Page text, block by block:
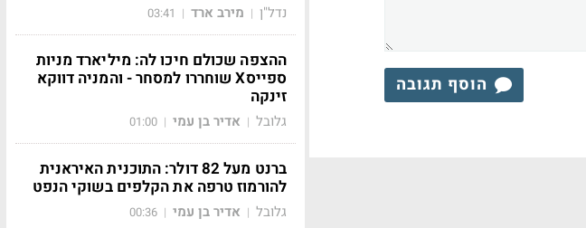
הוסף תגובה
נדל"ן | מירב ארד |
03:41
ההצפה שכולם חיכו לה: מיליארד מניות
ספייסX שוחררו למסחר - והמניה דווקא
זינקה
גלובל | אדיר בן עמי |
01:00
ברנט מעל 82 דולר: התוכנית האיראנית
להורמוז טרפה את הקלפים בשוקי הנפט
גלובל | אדיר בן עמי |
00:36